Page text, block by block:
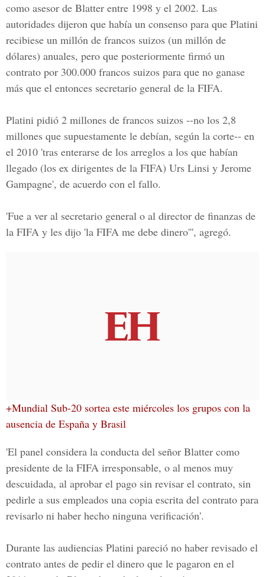
como asesor de Blatter entre 1998 y el 2002. Las
autoridades dijeron que había un consenso para que Platini
recibiese un millón de francos suizos (un millón de
dólares) anuales, pero que posteriormente firmó un
contrato por 300.000 francos suizos para que no ganase
más que el entonces secretario general de la FIFA.
Platini pidió 2 millones de francos suizos --no los 2,8
millones que supuestamente le debían, según la corte-- en
el 2010 'tras enterarse de los arreglos a los que habían
llegado (los ex dirigentes de la FIFA) Urs Linsi y Jerome
Gampagne', de acuerdo con el fallo.
'Fue a ver al secretario general o al director de finanzas de
la FIFA y les dijo 'la FIFA me debe dinero''', agregó.
+Mundial Sub-20 sortea este miércoles los grupos con la
ausencia de España y Brasil
'El panel considera la conducta del señor Blatter como
presidente de la FIFA irresponsable, o al menos muy
descuidada, al aprobar el pago sin revisar el contrato, sin
pedirle a sus empleados una copia escrita del contrato para
revisarlo ni haber hecho ninguna verificación'.
Durante las audiencias Platini pareció no haber revisado el
contrato antes de pedir el dinero que le pagaron en el